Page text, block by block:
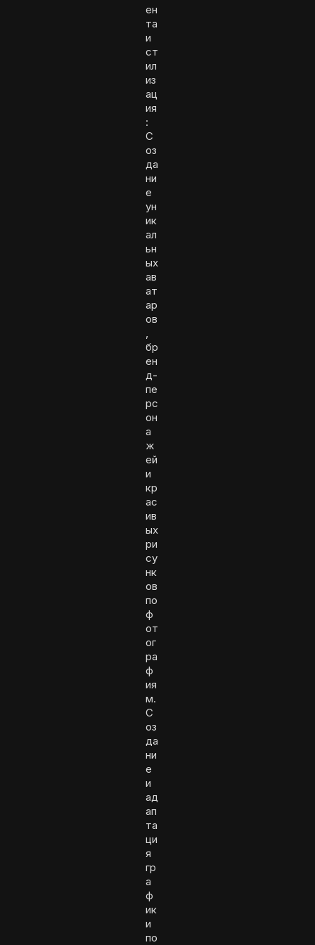
ен
та
и
ст
ил
из
ац
ия
:
С
оз
да
ни
е
ун
ик
ал
ьн
ых
ав
ат
ар
ов
,
бр
ен
д-
пе
рс
он
а
ж
ей
и
кр
ас
ив
ых
ри
су
нк
ов
по
ф
от
ог
ра
ф
ия
м.
С
оз
да
ни
е
и
ад
ап
та
ци
я
гр
а
ф
ик
и
по